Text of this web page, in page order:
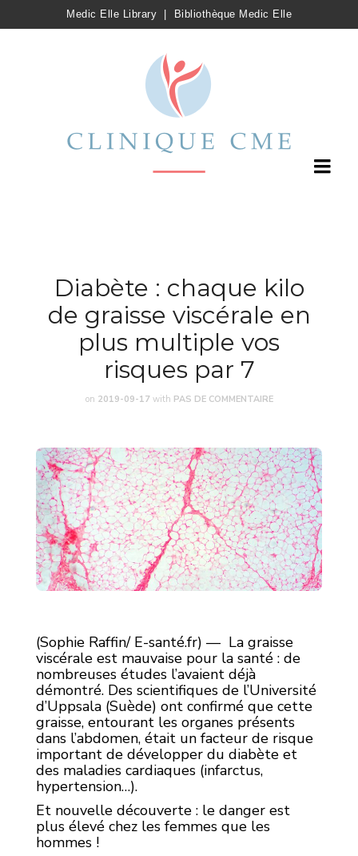
Medic Elle Library Bibliothèque Medic Elle
Diabète : chaque kilo
de graisse viscérale en
plus multiple vos
risques par 7
on 2019-09-17 with PAS DE COMMENTAIRE
(Sophie Raffin/ E-santé.fr) — La graisse
viscérale est mauvaise pour la santé : de
nombreuses études l’avaient déjà
démontré. Des scientifiques de l’Université
d’Uppsala (Suède) ont confirmé que cette
graisse, entourant les organes présents
dans l’abdomen, était un facteur de risque
important de développer du diabète et
des maladies cardiaques (infarctus,
hypertension…).
Et nouvelle découverte : le danger est
plus élevé chez les femmes que les
hommes !